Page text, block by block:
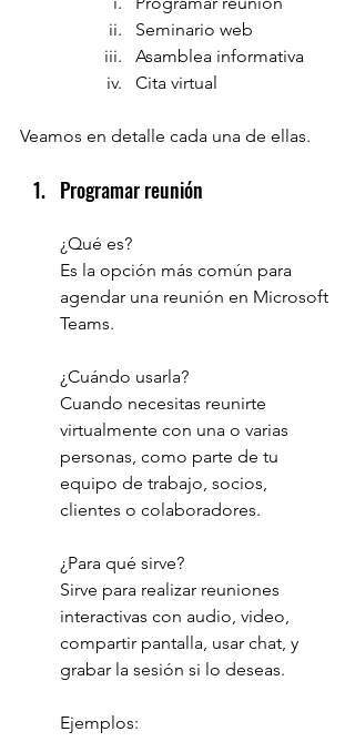
Seminario web
Asamblea informativa
Cita virtual
Veamos en detalle cada una de ellas.
Programar reunión
¿Qué es?
Es la opción más común para
agendar una reunión en Microsoft
Teams.
¿Cuándo usarla?
Cuando necesitas reunirte
virtualmente con una o varias
personas, como parte de tu
equipo de trabajo, socios,
clientes o colaboradores.
¿Para qué sirve?
Sirve para realizar reuniones
interactivas con audio, video,
compartir pantalla, usar chat, y
grabar la sesión si lo deseas.
Ejemplos: